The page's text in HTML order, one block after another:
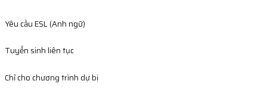
Yêu cầu ESL (Anh ngữ)
Tuyển sinh liên tục
Chỉ cho chương trình dự bị